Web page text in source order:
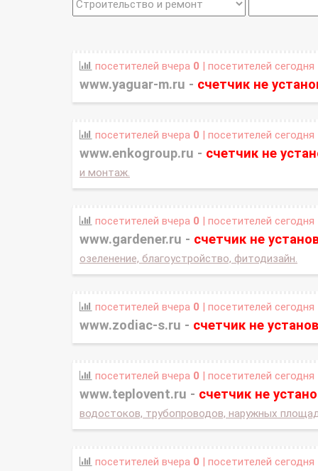
посетителей вчера 0 | посетителей сегодня
www.yaguar-m.ru - счетчик не
посетителей вчера 0 | посетителей сегодня
www.enkogroup.ru - счетчик не
и монтаж.
посетителей вчера 0 | посетителей сегодня
www.gardener.ru - счетчик не
озеленение, благоустройство, фитодизайн.
посетителей вчера 0 | посетителей сегодня
www.zodiac-s.ru - счетчик не
посетителей вчера 0 | посетителей сегодня
www.teplovent.ru - счетчик не
водостоков, трубопроводов, наружных
посетителей вчера 0 | посетителей сегодня